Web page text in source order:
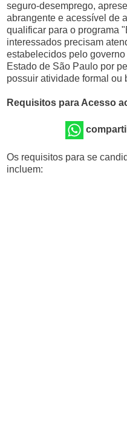
seguro-desemprego,
abrangente e acessível de
qualificar para o programa
interessados precisam
estabelecidos pelo
Estado de São Paulo por
possuir atividade formal ou
Requisitos para Acesso
Os requisitos para se
incluem: